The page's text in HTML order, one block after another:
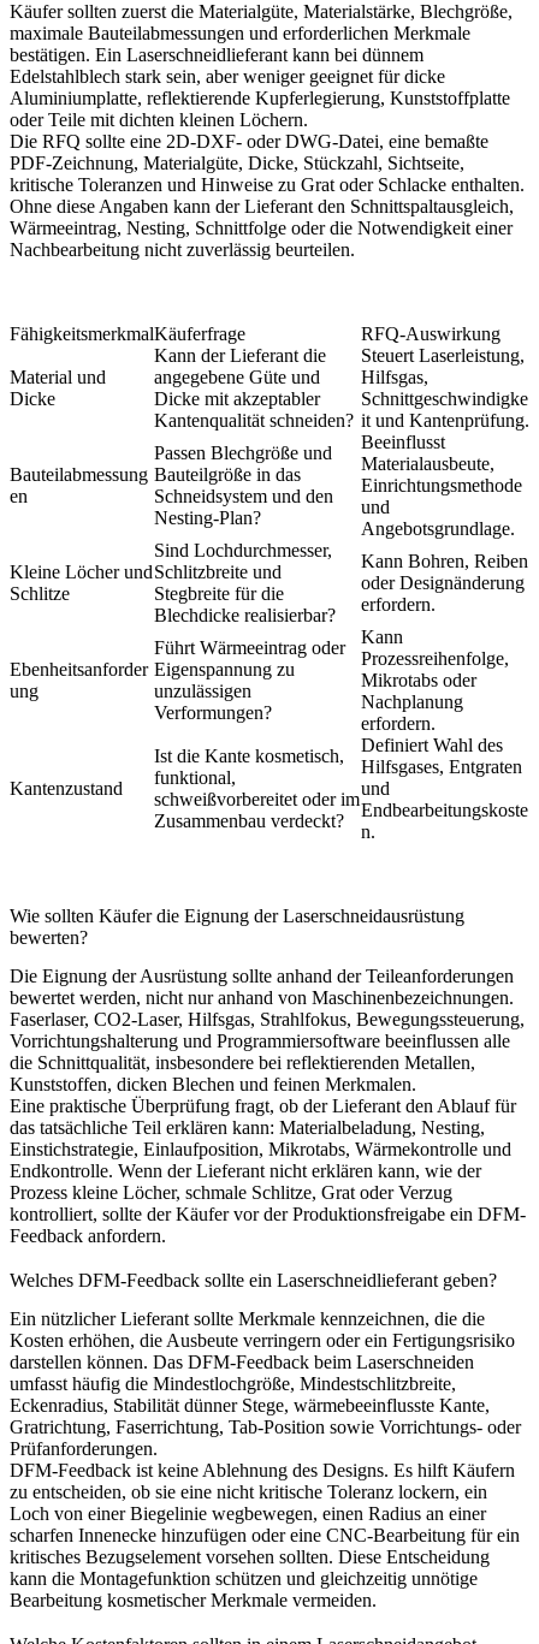
Käufer sollten zuerst die Materialgüte, Materialstärke, Blechgröße,
maximale Bauteilabmessungen und erforderlichen Merkmale
bestätigen. Ein Laserschneidlieferant kann bei dünnem
Edelstahlblech stark sein, aber weniger geeignet für dicke
Aluminiumplatte, reflektierende Kupferlegierung, Kunststoffplatte
oder Teile mit dichten kleinen Löchern.
Die RFQ sollte eine 2D-DXF- oder DWG-Datei, eine bemaßte
PDF-Zeichnung, Materialgüte, Dicke, Stückzahl, Sichtseite,
kritische Toleranzen und Hinweise zu Grat oder Schlacke enthalten.
Ohne diese Angaben kann der Lieferant den Schnittspaltausgleich,
Wärmeeintrag, Nesting, Schnittfolge oder die Notwendigkeit einer
Nachbearbeitung nicht zuverlässig beurteilen.
FähigkeitsmerkmalKäuferfrage RFQ-Auswirkung
Material und
Dicke
Kann der Lieferant die
angegebene Güte und
Dicke mit akzeptabler
Kantenqualität schneiden?
Steuert Laserleistung,
Hilfsgas,
Schnittgeschwindigke
it und Kantenprüfung.
Bauteilabmessung
en
Passen Blechgröße und
Bauteilgröße in das
Schneidsystem und den
Nesting-Plan?
Beeinflusst
Materialausbeute,
Einrichtungsmethode
und
Angebotsgrundlage.
Kleine Löcher und
Schlitze
Sind Lochdurchmesser,
Schlitzbreite und
Stegbreite für die
Blechdicke realisierbar?
Kann Bohren, Reiben
oder Designänderung
erfordern.
Ebenheitsanforder
ung
Führt Wärmeeintrag oder
Eigenspannung zu
unzulässigen
Verformungen?
Kann
Prozessreihenfolge,
Mikrotabs oder
Nachplanung
erfordern.
Kantenzustand
Ist die Kante kosmetisch,
funktional,
schweißvorbereitet oder im
Zusammenbau verdeckt?
Definiert Wahl des
Hilfsgases, Entgraten
und
Endbearbeitungskoste
n.
Wie sollten Käufer die Eignung der Laserschneidausrüstung
bewerten?
Die Eignung der Ausrüstung sollte anhand der Teileanforderungen
bewertet werden, nicht nur anhand von Maschinenbezeichnungen.
Faserlaser, CO2-Laser, Hilfsgas, Strahlfokus, Bewegungssteuerung,
Vorrichtungshalterung und Programmiersoftware beeinflussen alle
die Schnittqualität, insbesondere bei reflektierenden Metallen,
Kunststoffen, dicken Blechen und feinen Merkmalen.
Eine praktische Überprüfung fragt, ob der Lieferant den Ablauf für
das tatsächliche Teil erklären kann: Materialbeladung, Nesting,
Einstichstrategie, Einlaufposition, Mikrotabs, Wärmekontrolle und
Endkontrolle. Wenn der Lieferant nicht erklären kann, wie der
Prozess kleine Löcher, schmale Schlitze, Grat oder Verzug
kontrolliert, sollte der Käufer vor der Produktionsfreigabe ein DFM-
Feedback anfordern.
Welches DFM-Feedback sollte ein Laserschneidlieferant geben?
Ein nützlicher Lieferant sollte Merkmale kennzeichnen, die die
Kosten erhöhen, die Ausbeute verringern oder ein Fertigungsrisiko
darstellen können. Das DFM-Feedback beim Laserschneiden
umfasst häufig die Mindestlochgröße, Mindestschlitzbreite,
Eckenradius, Stabilität dünner Stege, wärmebeeinflusste Kante,
Gratrichtung, Faserrichtung, Tab-Position sowie Vorrichtungs- oder
Prüfanforderungen.
DFM-Feedback ist keine Ablehnung des Designs. Es hilft Käufern
zu entscheiden, ob sie eine nicht kritische Toleranz lockern, ein
Loch von einer Biegelinie wegbewegen, einen Radius an einer
scharfen Innenecke hinzufügen oder eine CNC-Bearbeitung für ein
kritisches Bezugselement vorsehen sollten. Diese Entscheidung
kann die Montagefunktion schützen und gleichzeitig unnötige
Bearbeitung kosmetischer Merkmale vermeiden.